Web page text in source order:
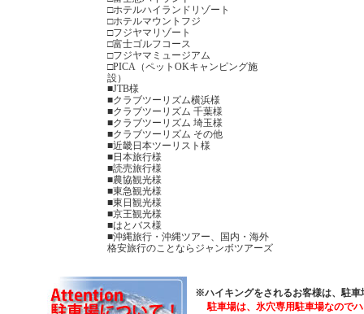
□ホテルハイランドリゾート
□ホテルマウントフジ
□フジヤマリゾート
□富士ゴルフコース
□フジヤマミュージアム
□PICA（ペットOKキャンピング施
設）
■JTB様
■クラブツーリズム横浜様
■クラブツーリズム 千葉様
■クラブツーリズム 埼玉様
■クラブツーリズム その他
■近畿日本ツーリスト様
■日本旅行様
■読売旅行様
■農協観光様
■東急観光様
■東日観光様
■京王観光様
■はとバス様
■沖縄旅行・沖縄ツアー、国内・海外
格安旅行のことならジャンボツアーズ
※ハイキングをされるお客様は、駐
駐車場は、 氷穴専用駐車場なので